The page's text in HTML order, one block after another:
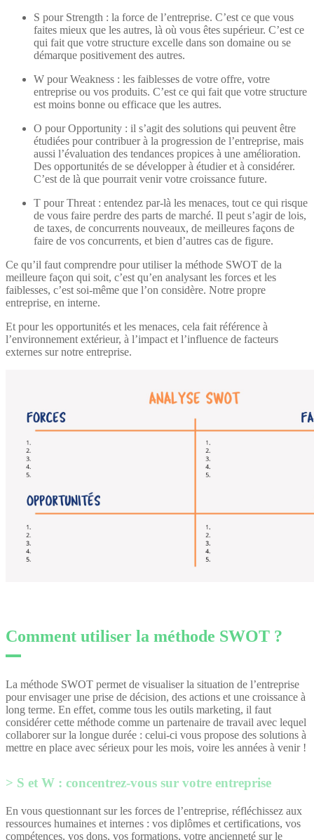
S pour Strength : la force de l’entreprise. C’est ce que vous
faites mieux que les autres, là où vous êtes supérieur. C’est ce
qui fait que votre structure excelle dans son domaine ou se
démarque positivement des autres.
W pour Weakness : les faiblesses de votre offre, votre
entreprise ou vos produits. C’est ce qui fait que votre structure
est moins bonne ou efficace que les autres.
O pour Opportunity : il s’agit des solutions qui peuvent être
étudiées pour contribuer à la progression de l’entreprise, mais
aussi l’évaluation des tendances propices à une amélioration.
Des opportunités de se développer à étudier et à considérer.
C’est de là que pourrait venir votre croissance future.
T pour Threat : entendez par-là les menaces, tout ce qui risque
de vous faire perdre des parts de marché. Il peut s’agir de lois,
de taxes, de concurrents nouveaux, de meilleures façons de
faire de vos concurrents, et bien d’autres cas de figure.
Ce qu’il faut comprendre pour utiliser la méthode SWOT de la
meilleure façon qui soit, c’est qu’en analysant les forces et les
faiblesses, c’est soi-même que l’on considère. Notre propre
entreprise, en interne.
Et pour les opportunités et les menaces, cela fait référence à
l’environnement extérieur, à l’impact et l’influence de facteurs
externes sur notre entreprise.
Comment utiliser la méthode SWOT ?
La méthode SWOT permet de visualiser la situation de l’entreprise
pour envisager une prise de décision, des actions et une croissance à
long terme. En effet, comme tous les outils marketing, il faut
considérer cette méthode comme un partenaire de travail avec lequel
collaborer sur la longue durée : celui-ci vous propose des solutions à
mettre en place avec sérieux pour les mois, voire les années à venir !
S et W : concentrez-vous sur votre entreprise
En vous questionnant sur les forces de l’entreprise, réfléchissez aux
ressources humaines et internes : vos diplômes et certifications, vos
compétences, vos dons, vos formations, votre ancienneté sur le